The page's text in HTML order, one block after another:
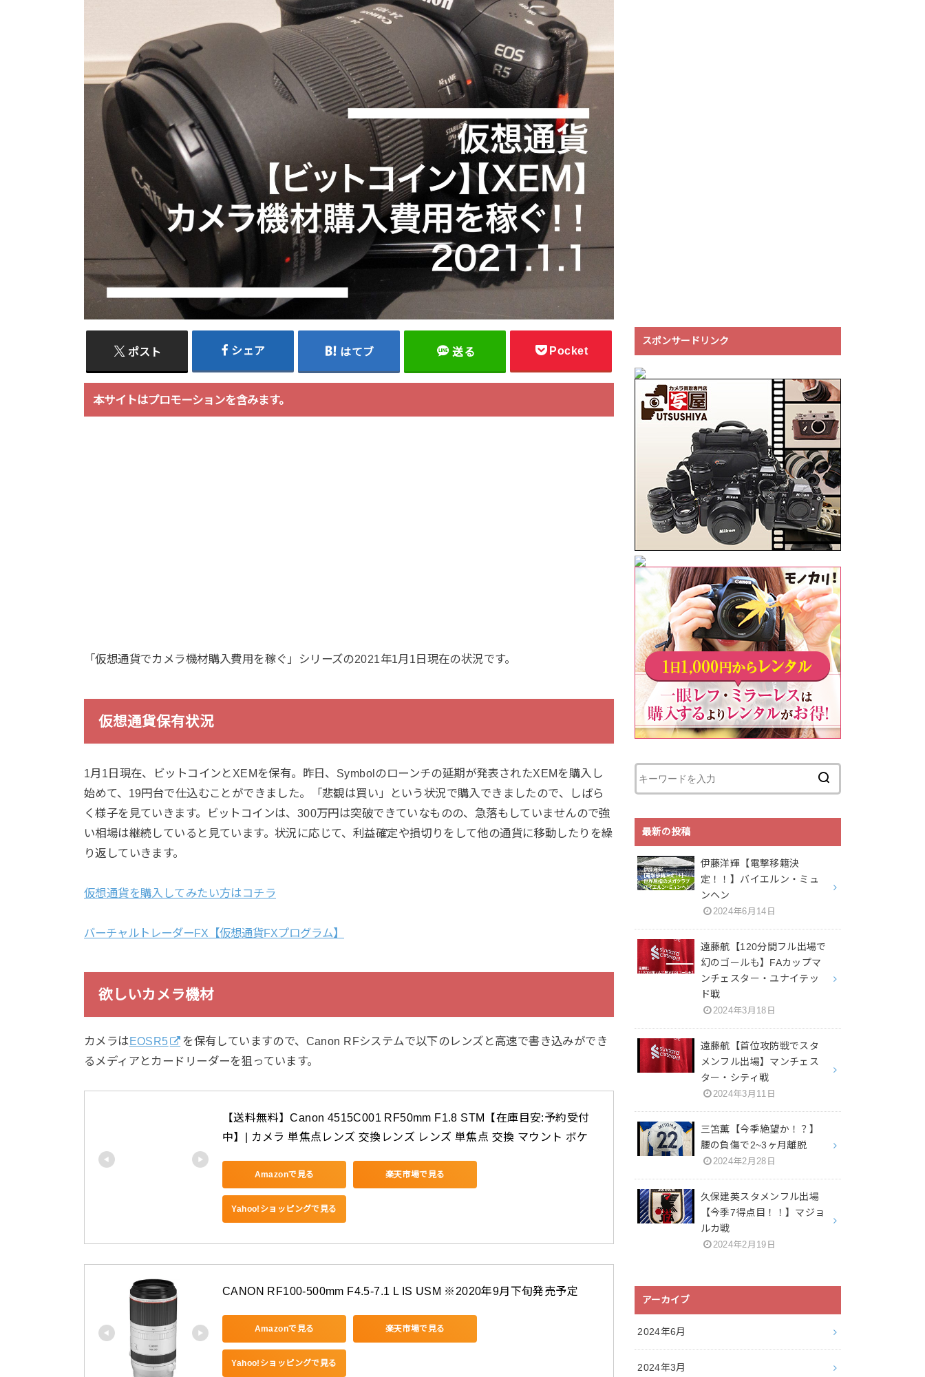
ポスト シェア はてブ 送る Pocket
本サイトはプロモーションを含みます。
「仮想通貨でカメラ機材購入費用を稼ぐ」シリーズの2021年1月1日現在の状況です。
仮想通貨保有状況
1月1日現在、ビットコインとXEMを保有。昨日、Symbolのローンチの延期が発表されたXEMを購入し
始めて、19円台で仕込むことができました。「悲観は買い」という状況で購入できましたので、しばら
く様子を見ていきます。ビットコインは、300万円は突破できていなものの、急落もしていませんので強
い相場は継続していると見ています。状況に応じて、利益確定や損切りをして他の通貨に移動したりを繰
り返していきます。
仮想通貨を購入してみたい方はコチラ
バーチャルトレーダーFX【仮想通貨FXプログラム】
欲しいカメラ機材
カメラはEOSR5
を保有していますので、Canon RFシステムで以下のレンズと高速で書き込みができ
るメディアとカードリーダーを狙っています。
【送料無料】Canon 4515C001 RF50mm F1.8 STM【在庫目安:予約受付
中】| カメラ 単焦点レンズ 交換レンズ レンズ 単焦点 交換 マウント ボケ
Amazonで見る 楽天市場で見る
Yahoo!ショッピングで見る
CANON RF100-500mm F4.5-7.1 L IS USM ※2020年9月下旬発売予定
Amazonで見る 楽天市場で見る
Yahoo!ショッピングで見る
スポンサードリンク
最新の投稿
伊藤洋輝【電撃移籍決
定！！】バイエルン・ミュ
ンヘン
2024年6月14日
遠藤航【120分間フル出場で
幻のゴールも】FAカップマ
ンチェスター・ユナイテッ
ド戦
2024年3月18日
遠藤航【首位攻防戦でスタ
メンフル出場】マンチェス
ター・シティ戦
2024年3月11日
三笘薫【今季絶望か！？】
腰の負傷で2~3ヶ月離脱
2024年2月28日
久保建英スタメンフル出場
【今季7得点目！！】マジョ
ルカ戦
2024年2月19日
アーカイブ
2024年6月
2024年3月